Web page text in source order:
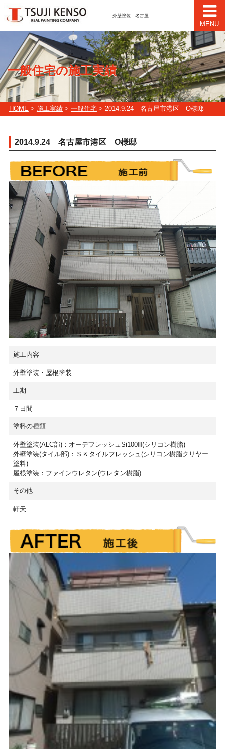
外壁塗装 名古屋
MENU
一般住宅の施工実績
HOME> 施工実績> 一般住宅> 2014.9.24 名古屋市港区 O様邸
2014.9.24 名古屋市港区 O様邸
施工内容
外壁塗装・屋根塗装
工期
７日間
塗料の種類
外壁塗装(ALC部)：オーデフレッシュSi100Ⅲ(シリコン樹脂)
外壁塗装(タイル部)：ＳＫタイルフレッシュ(シリコン樹脂クリヤー
塗料)
屋根塗装：ファインウレタン(ウレタン樹脂)
その他
軒天